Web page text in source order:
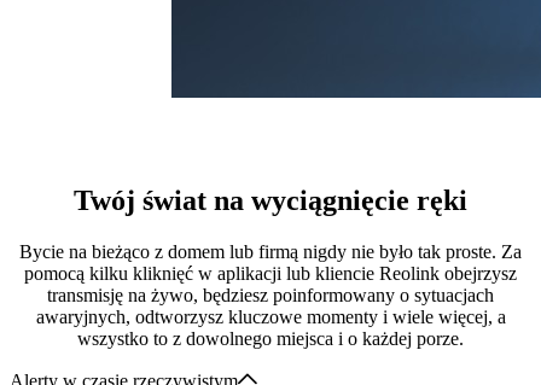
Twój świat na wyciągnięcie ręki
Bycie na bieżąco z domem lub firmą nigdy nie było tak proste. Za
pomocą kilku kliknięć w aplikacji lub kliencie Reolink obejrzysz
transmisję na żywo, będziesz poinformowany o sytuacjach
awaryjnych, odtworzysz kluczowe momenty i wiele więcej, a
wszystko to z dowolnego miejsca i o każdej porze.
Alerty w czasie rzeczywistym